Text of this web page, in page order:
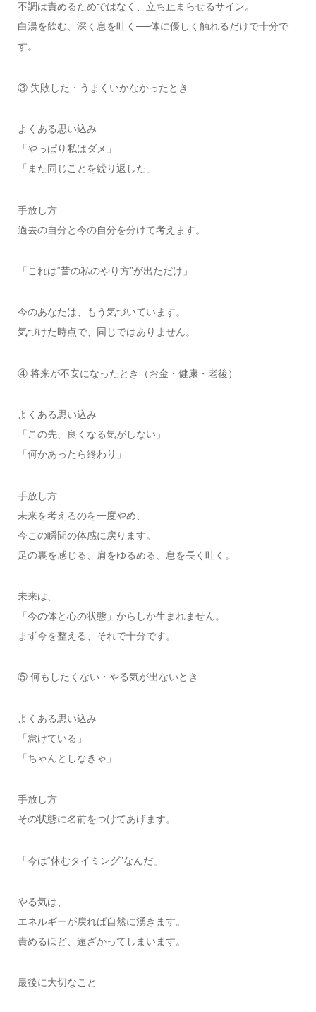
不調は責めるためではなく、立ち止まらせるサイン。
白湯を飲む、深く息を吐く──体に優しく触れるだけで十分で
す。
③ 失敗した・うまくいかなかったとき
よくある思い込み
「やっぱり私はダメ」
「また同じことを繰り返した」
手放し方
過去の自分と今の自分を分けて考えます。
「これは“昔の私のやり方”が出ただけ」
今のあなたは、もう気づいています。
気づけた時点で、同じではありません。
④ 将来が不安になったとき（お金・健康・老後）
よくある思い込み
「この先、良くなる気がしない」
「何かあったら終わり」
手放し方
未来を考えるのを一度やめ、
今この瞬間の体感に戻ります。
足の裏を感じる、肩をゆるめる、息を長く吐く。
未来は、
「今の体と心の状態」からしか生まれません。
まず今を整える、それで十分です。
⑤ 何もしたくない・やる気が出ないとき
よくある思い込み
「怠けている」
「ちゃんとしなきゃ」
手放し方
その状態に名前をつけてあげます。
「今は“休むタイミング”なんだ」
やる気は、
エネルギーが戻れば自然に湧きます。
責めるほど、遠ざかってしまいます。
最後に大切なこと